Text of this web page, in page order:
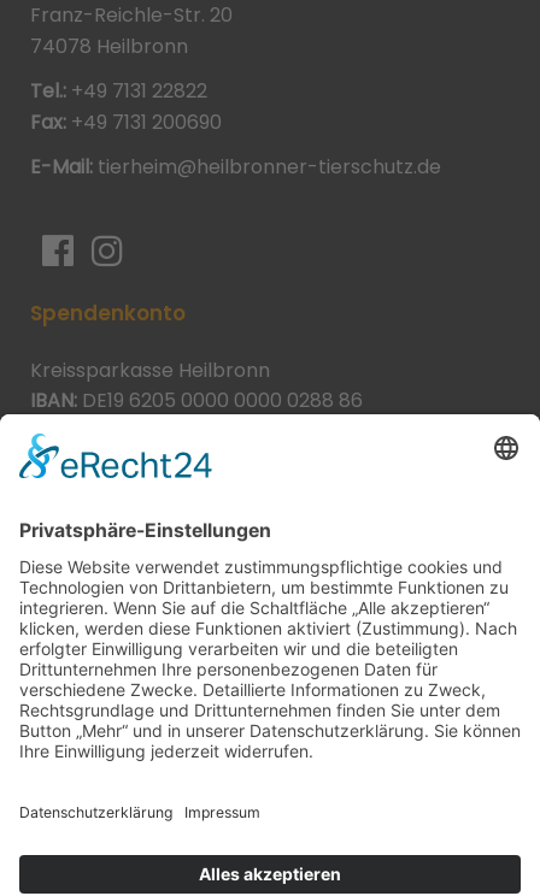
Franz-Reichle-Str. 20
74078 Heilbronn
Tel.: +49 7131 22822
Fax: +49 7131 200690
E-Mail: tierheim@heilbronner-tierschutz.de
Spendenkonto
Kreissparkasse Heilbronn
IBAN: DE19 6205 0000 0000 0288 86
BIC:
Spende direkt via PayPal
JETZT SPENDEN
paypal@heilbronner-tierschutz.de
© 2021Systemhaus JOAM